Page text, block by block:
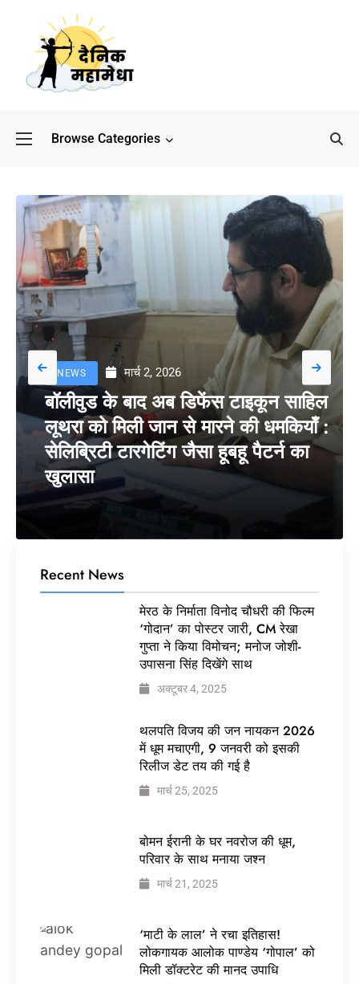
Browse Categories
NEWS मार्च 2, 2026
बॉलीवुड के बाद अब डिफेंस टाइकून साहिल
लूथरा को मिली जान से मारने की धमकियाँ :
सेलिब्रिटी टारगेटिंग जैसा हूबहू पैटर्न का
खुलासा
Recent News
मेरठ के निर्माता विनोद चौधरी की फिल्म
‘गोदान’ का पोस्टर जारी, CM रेखा
गुप्ता ने किया विमोचन; मनोज जोशी-
उपासना सिंह दिखेंगे साथ
अक्टूबर 4, 2025
थलपति विजय की जन नायकन 2026
में धूम मचाएगी, 9 जनवरी को इसकी
रिलीज डेट तय की गई है
मार्च 25, 2025
बोमन ईरानी के घर नवरोज की धूम,
परिवार के साथ मनाया जश्न
मार्च 21, 2025
‘माटी के लाल’ ने रचा इतिहास!
लोकगायक आलोक पाण्डेय ‘गोपाल’ को
मिली डॉक्टरेट की मानद उपाधि